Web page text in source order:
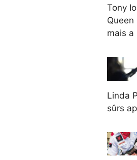
Tony
Queen
mais a
Linda
sûrs